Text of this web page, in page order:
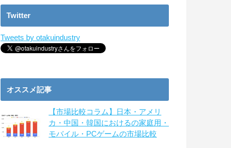
Twitter
Tweets by otakuindustry
オススメ記事
【市場比較コラム】日本・アメリ
カ・中国・韓国におけるの家庭用・
モバイル・PCゲームの市場比較